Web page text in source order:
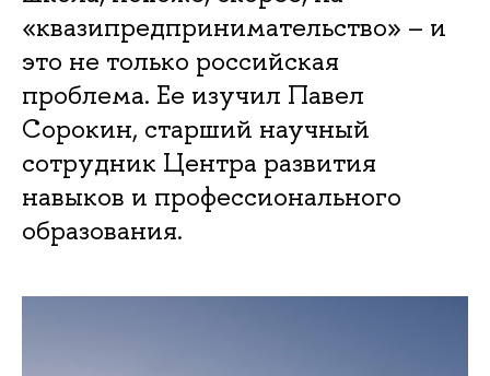
«квазипредпринимательство» – и
это не только российская
проблема. Ее изучил Павел
Сорокин, старший научный
сотрудник Центра развития
навыков и профессионального
образования.